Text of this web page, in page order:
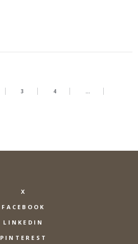
3 4 …
X
FACEBOOK
LINKEDIN
PINTEREST